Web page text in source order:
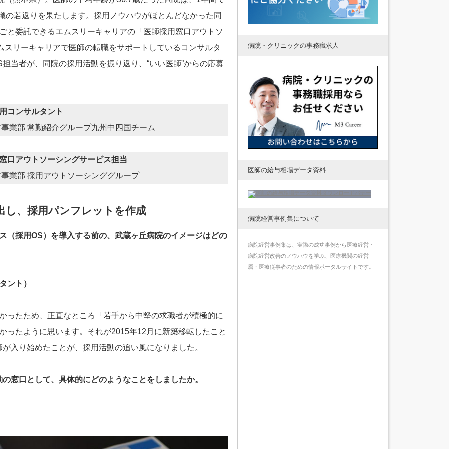
若返りを果たします。採用ノウハウがほとんどなかった同
と委託できるエムスリーキャリアの「医師採用窓口アウトソ
リーキャリアで医師の転職をサポートしているコンサルタ
当者が、同院の採用活動を振り返り、“いい医師”からの応募
コンサルタント
業部 常勤紹介グループ九州中四国チーム
アウトソーシングサービス担当
業部 採用アウトソーシンググループ
し、採用パンフレットを作成
採用OS）を導入する前の、武蔵ヶ丘病院のイメージはどの
ント）
ったため、正直なところ「若手から中堅の求職者が積極的に
ったように思います。それが2015年12月に新築移転したこと
入り始めたことが、採用活動の追い風になりました。
口として、具体的にどのようなことをしましたか。
病院・クリニックの事務職求人
医師の給与相場データ資料
病院経営事例集について
病院経営事例集は、実際の成功事例から医療経営・
病院経営改善のノウハウを学ぶ、医療機関の経営
層・医療従事者のための情報ポータルサイトです。